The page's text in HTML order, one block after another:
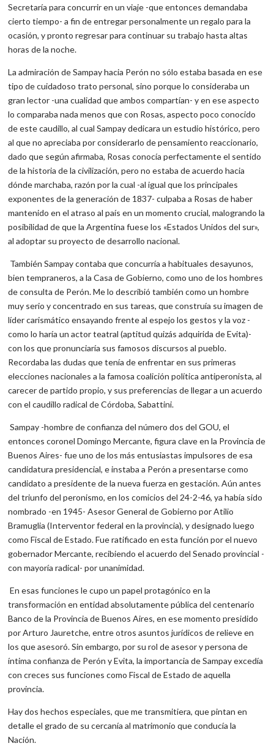
Secretaría para concurrir en un viaje -que entonces demandaba
cierto tiempo- a fin de entregar personalmente un regalo para la
ocasión, y pronto regresar para continuar su trabajo hasta altas
horas de la noche.
La admiración de Sampay hacia Perón no sólo estaba basada en ese
tipo de cuidadoso trato personal, sino porque lo consideraba un
gran lector -una cualidad que ambos compartían- y en ese aspecto
lo comparaba nada menos que con Rosas, aspecto poco conocido
de este caudillo, al cual Sampay dedicara un estudio histórico, pero
al que no apreciaba por considerarlo de pensamiento reaccionario,
dado que según afirmaba, Rosas conocía perfectamente el sentido
de la historia de la civilización, pero no estaba de acuerdo hacia
dónde marchaba, razón por la cual -al igual que los principales
exponentes de la generación de 1837- culpaba a Rosas de haber
mantenido en el atraso al país en un momento crucial, malogrando la
posibilidad de que la Argentina fuese los «Estados Unidos del sur»,
al adoptar su proyecto de desarrollo nacional.
También Sampay contaba que concurría a habituales desayunos,
bien tempraneros, a la Casa de Gobierno, como uno de los hombres
de consulta de Perón. Me lo describió también como un hombre
muy serio y concentrado en sus tareas, que construía su imagen de
líder carismático ensayando frente al espejo los gestos y la voz -
como lo haría un actor teatral (aptitud quizás adquirida de Evita)-
con los que pronunciaría sus famosos discursos al pueblo.
Recordaba las dudas que tenía de enfrentar en sus primeras
elecciones nacionales a la famosa coalición política antiperonista, al
carecer de partido propio, y sus preferencias de llegar a un acuerdo
con el caudillo radical de Córdoba, Sabattini.
Sampay -hombre de confianza del número dos del GOU, el
entonces coronel Domingo Mercante, figura clave en la Provincia de
Buenos Aires- fue uno de los más entusiastas impulsores de esa
candidatura presidencial, e instaba a Perón a presentarse como
candidato a presidente de la nueva fuerza en gestación. Aún antes
del triunfo del peronismo, en los comicios del 24-2-46, ya había sido
nombrado -en 1945- Asesor General de Gobierno por Atilio
Bramuglia (Interventor federal en la provincia), y designado luego
como Fiscal de Estado. Fue ratificado en esta función por el nuevo
gobernador Mercante, recibiendo el acuerdo del Senado provincial -
con mayoría radical- por unanimidad.
En esas funciones le cupo un papel protagónico en la
transformación en entidad absolutamente pública del centenario
Banco de la Provincia de Buenos Aires, en ese momento presidido
por Arturo Jauretche, entre otros asuntos jurídicos de relieve en
los que asesoró. Sin embargo, por su rol de asesor y persona de
íntima confianza de Perón y Evita, la importancia de Sampay excedía
con creces sus funciones como Fiscal de Estado de aquella
provincia.
Hay dos hechos especiales, que me transmitiera, que pintan en
detalle el grado de su cercanía al matrimonio que conducía la
Nación.